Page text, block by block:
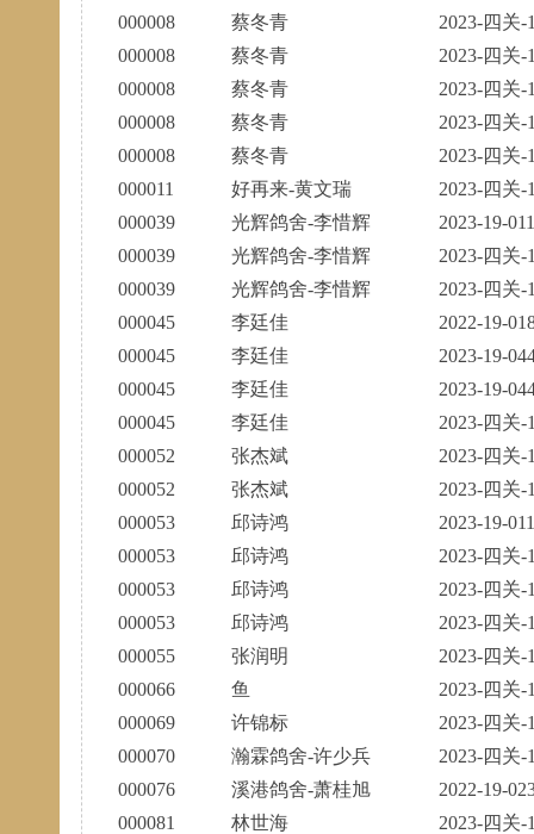
000008
蔡冬青
2023-四关-
000008
蔡冬青
2023-四关-
000008
蔡冬青
2023-四关-
000008
蔡冬青
2023-四关-
000008
蔡冬青
2023-四关-
000011
好再来-黄文瑞
2023-四关-
000039
光辉鸽舍-李惜辉
2023-19-
000039
光辉鸽舍-李惜辉
2023-四关-
000039
光辉鸽舍-李惜辉
2023-四关-
000045
李廷佳
2022-19-
000045
李廷佳
2023-19-
000045
李廷佳
2023-19-
000045
李廷佳
2023-四关-
000052
张杰斌
2023-四关-
000052
张杰斌
2023-四关-
000053
邱诗鸿
2023-19-
000053
邱诗鸿
2023-四关-
000053
邱诗鸿
2023-四关-
000053
邱诗鸿
2023-四关-
000055
张润明
2023-四关-
000066
鱼
2023-四关-
000069
许锦标
2023-四关-
000070
瀚霖鸽舍-许少兵
2023-四关-
000076
溪港鸽舍-萧桂旭
2022-19-
000081
林世海
2023-四关-